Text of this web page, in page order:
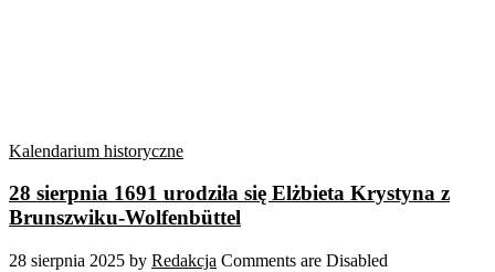
Kalendarium historyczne
28 sierpnia 1691 urodziła się Elżbieta Krystyna z
Brunszwiku-Wolfenbüttel
28 sierpnia 2025 by Redakcja Comments are Disabled